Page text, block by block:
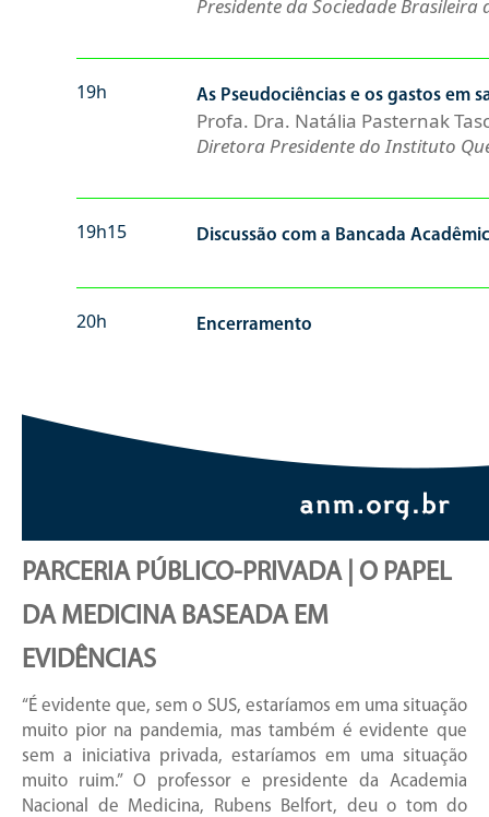
Presidente da Sociedade Brasileira
19h As Pseudociências e os gastos em
Profa. Dra. Natália Pasternak
Diretora Presidente do Instituto
19h15 Discussão com a Bancada
20h Encerramento
PARCERIA PÚBLICO-PRIVADA | O PAPEL
DA MEDICINA BASEADA EM
EVIDÊNCIAS
“É evidente que, sem o SUS, estaríamos em uma situação
muito pior na pandemia, mas também é evidente que
sem a iniciativa privada, estaríamos em uma situação
muito ruim.” O professor e presidente da Academia
Nacional de Medicina, Rubens Belfort, deu o tom do